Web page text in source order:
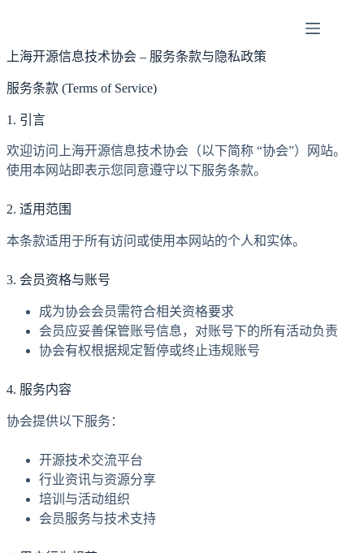
内
上海开源信息技术协会 – 服务条款与隐私政策
服务条款 (Terms of Service)
1. 引言
欢迎访问上海开源信息技术协会（以下简称 “协会”）网站。
使用本网站即表示您同意遵守以下服务条款。
2. 适用范围
本条款适用于所有访问或使用本网站的个人和实体。
3. 会员资格与账号
成为协会会员需符合相关资格要求
会员应妥善保管账号信息，对账号下的所有活动负责
协会有权根据规定暂停或终止违规账号
4. 服务内容
协会提供以下服务：
开源技术交流平台
行业资讯与资源分享
培训与活动组织
会员服务与技术支持